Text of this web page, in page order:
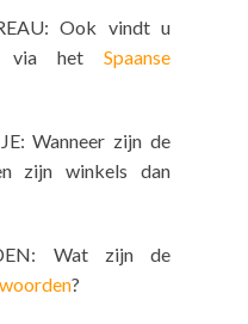
Ook vindt u
via het Spaanse
Wanneer zijn de
zijn winkels dan
Wat zijn de
?